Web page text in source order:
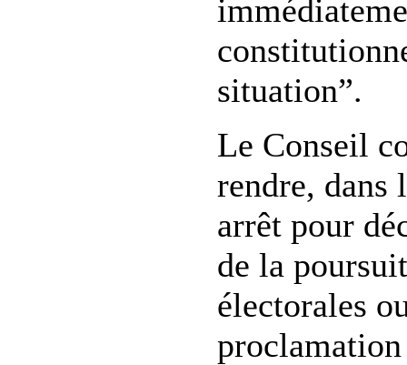
situation”.
Le Conseil
rendre, dans
arrêt pour
de la
électorales